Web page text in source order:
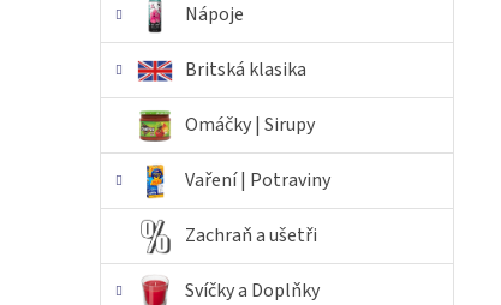
Nápoje
Britská klasika
Omáčky | Sirupy
Vaření | Potraviny
Zachraň a ušetři
Svíčky a Doplňky